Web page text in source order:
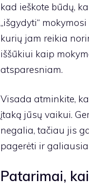
kad ieškote būdų,
„išgydyti“
kurių jam reikia
iššūkiui kaip
atsparesniam.
Visada atminkite,
įtaką jūsų vaikui.
negalia, tačiau jis
pagerėti ir
Patarimai,